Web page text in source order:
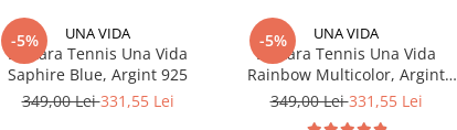
-5% UNA VIDA
Bratara Tennis Una Vida
Saphire Blue, Argint 925
349,00 Lei331,55 Lei
-5% UNA VIDA
Bratara Tennis Una Vida
Rainbow Multicolor, Argint
925
349,00 Lei331,55 Lei